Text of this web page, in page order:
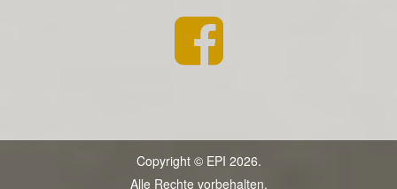
Copyright © EPI 2026.
Alle Rechte vorbehalten.